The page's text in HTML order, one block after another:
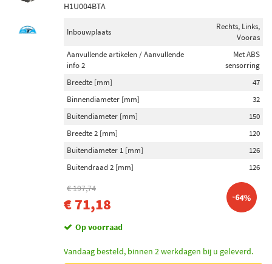
H1U004BTA
Inbouwplaats
Rechts, Links,
Vooras
Aanvullende artikelen / Aanvullende
info 2
Met ABS
sensorring
Breedte [mm]
47
Binnendiameter [mm]
32
Buitendiameter [mm]
150
Breedte 2 [mm]
120
Buitendiameter 1 [mm]
126
Buitendraad 2 [mm]
126
€ 197,74
€ 71,18 -64%
Op voorraad
Vandaag besteld, binnen 2 werkdagen bij u geleverd.